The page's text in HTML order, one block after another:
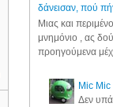
δάνεισαν, πού
Μιας και
μνημόνιο , ας
προηγούμενα
Mic Mic
Δεν